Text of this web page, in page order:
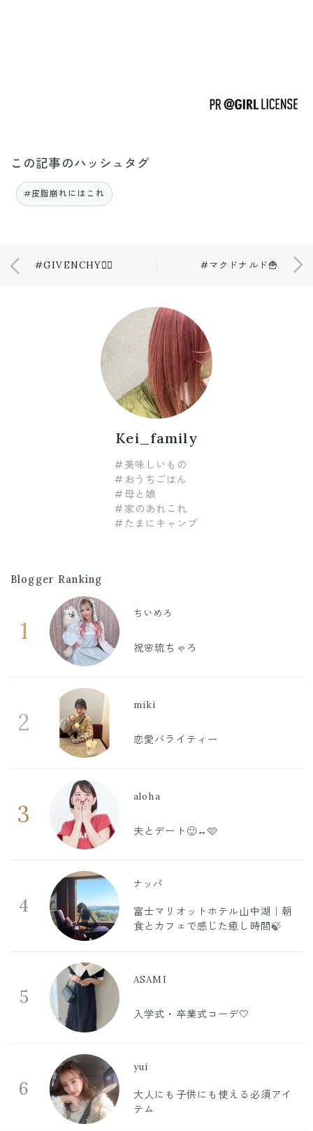
この記事のハッシュタグ
#皮脂崩れにはこれ
#GIVENCHY❤️‍🔥 #マクドナルド🍟
Kei_family
#美味しいもの
#おうちごはん
#母と娘
#家のあれこれ
#たまにキャンプ
Blogger Ranking
1
ちいめろ
祝🌸琉ちゃろ
2
miki
恋愛バライティー
3
aloha
夫とデート🙂‍↔️🩷
4
ナッパ
富士マリオットホテル山中湖｜朝
食とカフェで感じた癒し時間🍃
5
ASAMI
入学式・卒業式コーデ🤍
6
yui
大人にも子供にも使える必須アイ
テム